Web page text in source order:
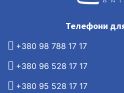
Телефони
+380 98 788 17 17
+380 96 528 17 17
+380 95 528 17 17